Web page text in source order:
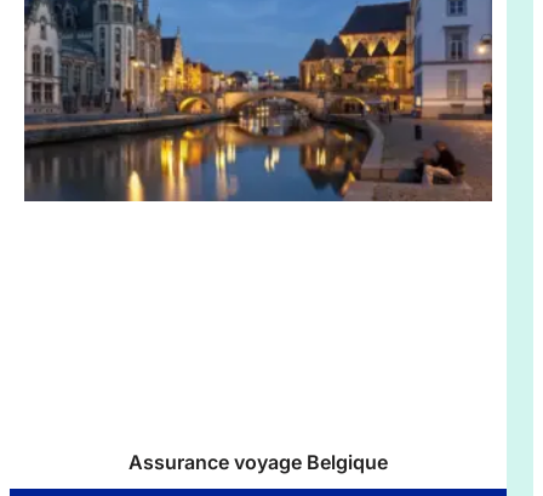
Assurance voyage Belgique